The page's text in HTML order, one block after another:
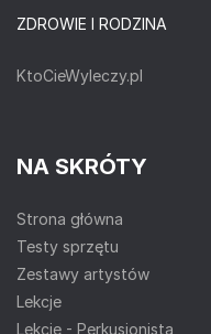
ZDROWIE I RODZINA
KtoCieWyleczy.pl
NA SKRÓTY
Strona główna
Testy sprzętu
Zestawy artystów
Lekcje
Lekcje - Perkusjonista